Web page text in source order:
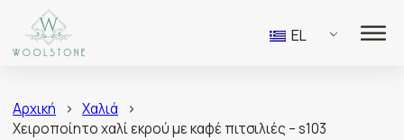
EL
Αρχική > Χαλιά
>
Χειροποίητο χαλί εκρού με καφέ πιτσιλιές – s103